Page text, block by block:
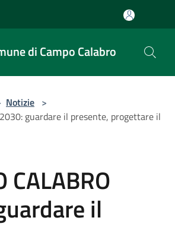
di Campo Calabro
Notizie >
guardare il presente, progettare il
CALABRO
il